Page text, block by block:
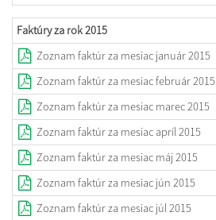
Faktúry za rok 2015
Zoznam faktúr za mesiac január 2015
Zoznam faktúr za mesiac február 2015
Zoznam faktúr za mesiac marec 2015
Zoznam faktúr za mesiac apríl 2015
Zoznam faktúr za mesiac máj 2015
Zoznam faktúr za mesiac jún 2015
Zoznam faktúr za mesiac júl 2015